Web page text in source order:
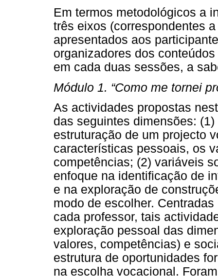
Em termos metodológicos a
três eixos (correspondentes
apresentados aos
organizadores dos
em cada duas sessões, a
Módulo 1. “Como me tornei
As actividades propostas
das seguintes dimensões:
estruturação de um projecto
características pessoais, os
competências; (2) variáveis
enfoque na identificação de
e na exploração de
modo de escolher.
cada professor, tais
exploração pessoal das
valores, competências) e
estrutura de oportunidades
na escolha vocacional.